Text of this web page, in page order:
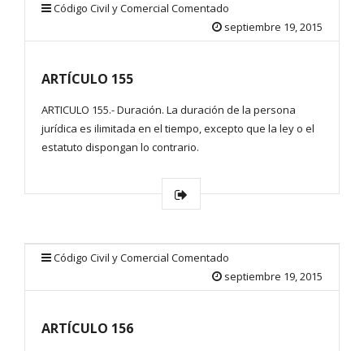
Código Civil y Comercial Comentado
septiembre 19, 2015
ARTÍCULO 155
ARTICULO 155.- Duración. La duración de la persona
jurídica es ilimitada en el tiempo, excepto que la ley o el
estatuto dispongan lo contrario.
Código Civil y Comercial Comentado
septiembre 19, 2015
ARTÍCULO 156